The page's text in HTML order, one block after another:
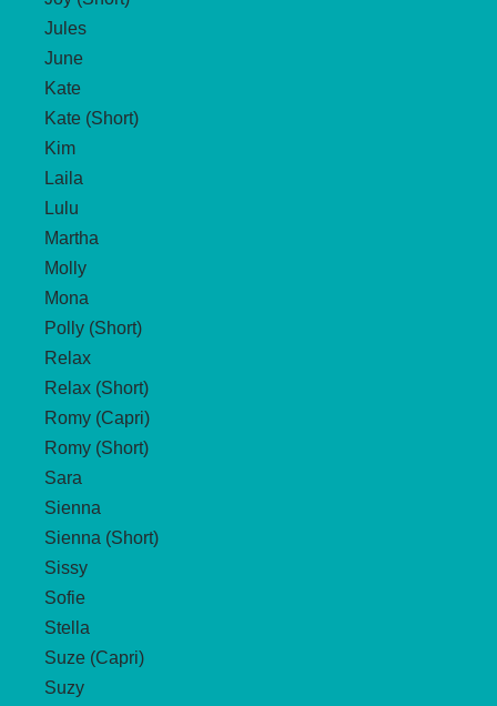
Jules
June
Kate
Kate (Short)
Kim
Laila
Lulu
Martha
Molly
Mona
Polly (Short)
Relax
Relax (Short)
Romy (Capri)
Romy (Short)
Sara
Sienna
Sienna (Short)
Sissy
Sofie
Stella
Suze (Capri)
Suzy